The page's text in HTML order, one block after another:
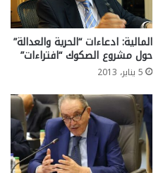
المالية: ادعاءات “الحرية والعدالة”
حول مشروع الصكوك “افتراءات”
5 يناير، 2013